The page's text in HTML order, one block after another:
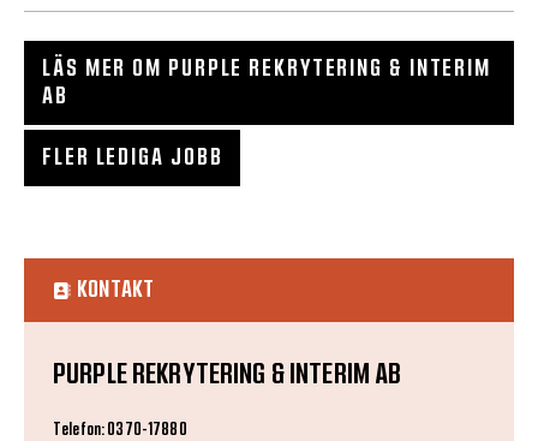
LÄS MER OM PURPLE REKRYTERING & INTERIM
AB
FLER LEDIGA JOBB
KONTAKT
PURPLE REKRYTERING & INTERIM AB
Telefon: 0370-17880